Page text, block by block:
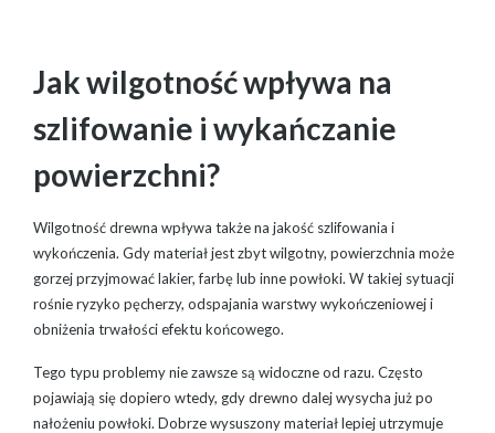
Jak wilgotność wpływa na
szlifowanie i wykańczanie
powierzchni?
Wilgotność drewna wpływa także na jakość szlifowania i
wykończenia. Gdy materiał jest zbyt wilgotny, powierzchnia może
gorzej przyjmować lakier, farbę lub inne powłoki. W takiej sytuacji
rośnie ryzyko pęcherzy, odspajania warstwy wykończeniowej i
obniżenia trwałości efektu końcowego.
Tego typu problemy nie zawsze są widoczne od razu. Często
pojawiają się dopiero wtedy, gdy drewno dalej wysycha już po
nałożeniu powłoki. Dobrze wysuszony materiał lepiej utrzymuje